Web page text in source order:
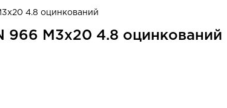
4.8 оцинкований
966 М3x20 4.8 оцинкований